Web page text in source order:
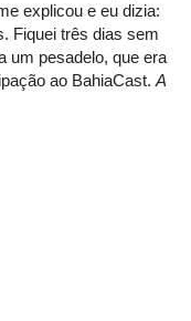
explicou e eu dizia:
Fiquei três dias sem
um pesadelo, que era
ao BahiaCast. A